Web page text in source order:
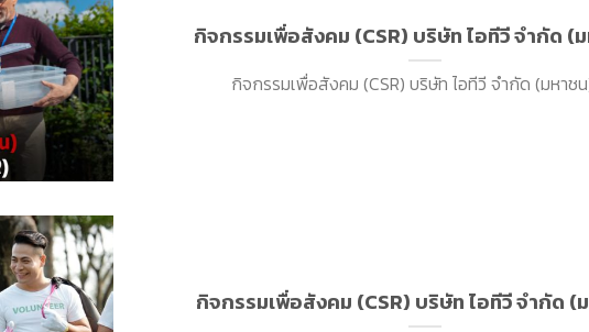
กิจกรรมเพื่อสังคม (CSR) บริษัท ไอทีวี จำกัด (
กิจกรรมเพื่อสังคม (CSR) บริษัท ไอทีวี จำกัด (มหาช
กิจกรรมเพื่อสังคม (CSR) บริษัท ไอทีวี จำกัด (